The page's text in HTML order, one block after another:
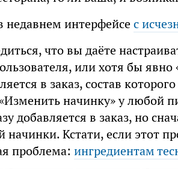
недавнем интерфейсес
что вы даёте
или хотя бы
в заказ, состав
начинку» у любой
добавляется в заказ, но
начинки. Кстати, если этот
проблема: ингредиентам